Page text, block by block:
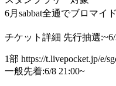
6月sabbat全通でブロマイ
チケット詳細 先行抽選
1部 https://t.livepocket.jp/e/
一般先着:6/8 21:00~